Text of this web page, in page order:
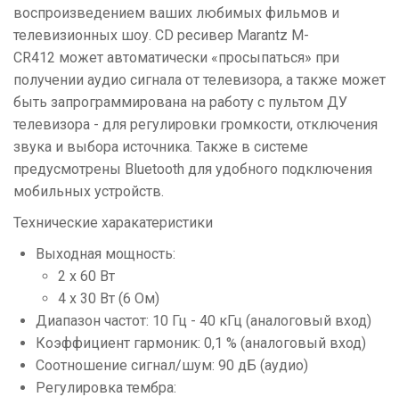
воспроизведением ваших любимых фильмов и
телевизионных шоу. CD ресивер Marantz M-
CR412 может автоматически «просыпаться» при
получении аудио сигнала от телевизора, а также может
быть запрограммирована на работу с пультом ДУ
телевизора - для регулировки громкости, отключения
звука и выбора источника. Также в системе
предусмотрены Bluetooth для удобного подключения
мобильных устройств.
Технические харакатеристики
Выходная мощность:
2 х 60 Вт
4 х 30 Вт (6 Ом)
Диапазон частот: 10 Гц - 40 кГц (аналоговый вход)
Коэффициент гармоник: 0,1 % (аналоговый вход)
Соотношение сигнал/шум: 90 дБ (аудио)
Регулировка тембра: